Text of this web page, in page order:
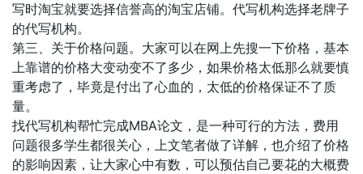
写时淘宝就要选择信誉高的淘宝店铺。代写机构选择老牌子
的代写机构。
第三、关于价格问题。大家可以在网上先搜一下价格，基本
上靠谱的价格大变动变不了多少，如果价格太低那么就要慎
重考虑了，毕竟是付出了心血的，太低的价格保证不了质
量。
找代写机构帮忙完成MBA论文，是一种可行的方法，费用
问题很多学生都很关心，上文笔者做了详解，也介绍了价格
的影响因素，让大家心中有数，可以预估自己要花的大概费